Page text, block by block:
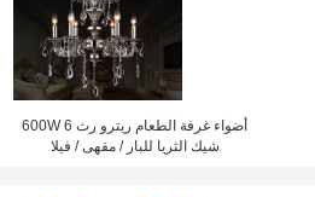
600W 6 أضواء غرفة الطعام ريترو رث
شيك الثريا للبار / مقهى / فيلا